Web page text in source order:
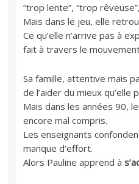
“trop lente”, “trop
Mais dans le jeu, elle
Ce qu’elle n’arrive pas à
fait à travers le
Sa famille, attentive mais
de l’aider du mieux qu’elle
Mais dans les années 90,
encore mal compris.
Les enseignants
manque d’effort.
Alors Pauline apprend à